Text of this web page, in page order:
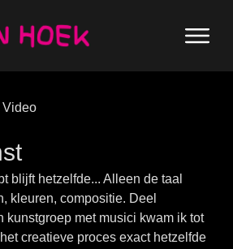
Video
blijft hetzelfde... Alleen de taal
kleuren, compositie. Deel
kunstgroep met musici kwam ik tot
creatieve proces exact hetzelfde